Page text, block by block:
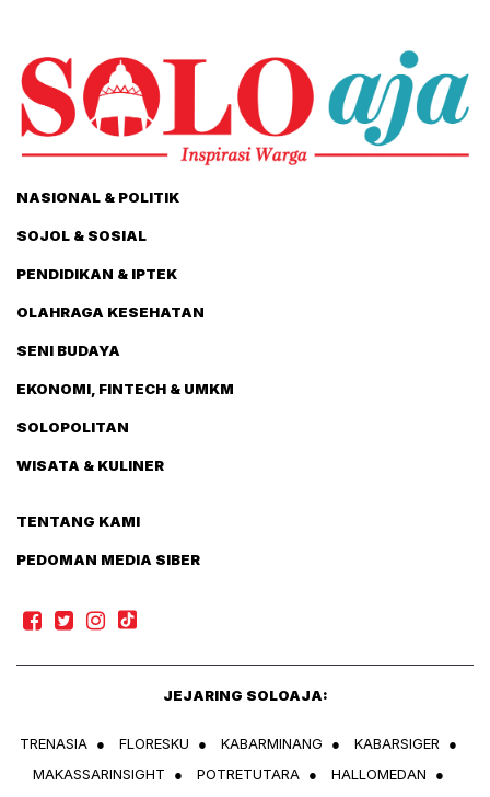
NASIONAL & POLITIK
SOJOL & SOSIAL
PENDIDIKAN & IPTEK
OLAHRAGA KESEHATAN
SENI BUDAYA
EKONOMI, FINTECH & UMKM
SOLOPOLITAN
WISATA & KULINER
TENTANG KAMI
PEDOMAN MEDIA SIBER
JEJARING SOLOAJA:
TRENASIA ● FLORESKU ● KABARMINANG ● KABARSIGER
●
MAKASSARINSIGHT
● POTRETUTARA ● HALLOMEDAN
●